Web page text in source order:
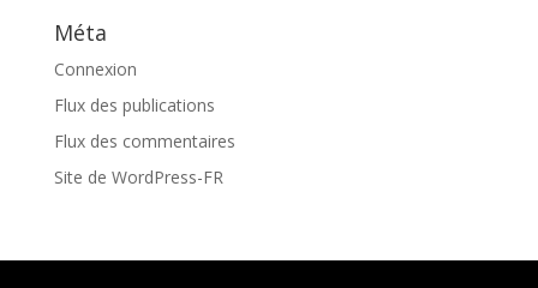
Méta
Connexion
Flux des publications
Flux des commentaires
Site de WordPress-FR